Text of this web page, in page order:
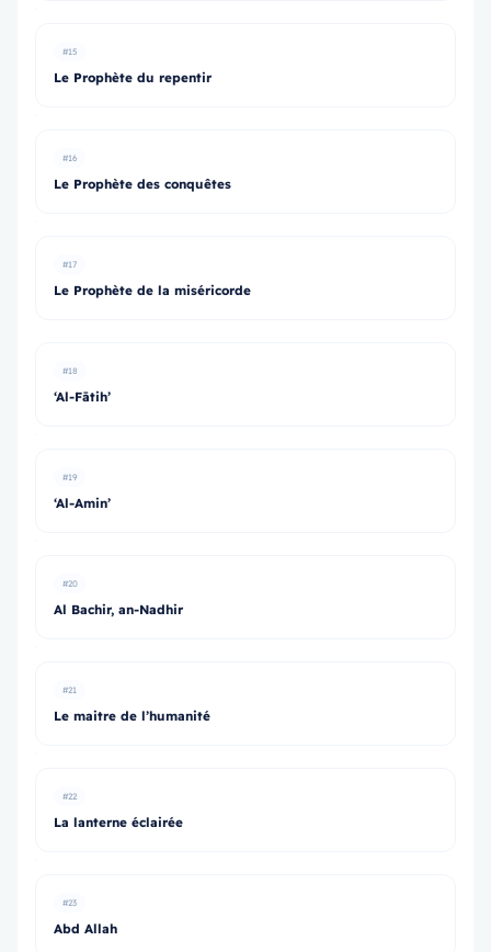
#15
Le Prophète du repentir
#16
Le Prophète des conquêtes
#17
Le Prophète de la miséricorde
#18
‘Al-Fātih’
#19
‘Al-Amin’
#20
Al Bachir, an-Nadhir
#21
Le maitre de l’humanité
#22
La lanterne éclairée
#23
Abd Allah